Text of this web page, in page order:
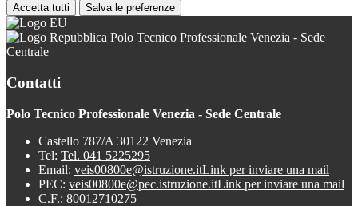
Accetta tutti Salva le preferenze
Polo Tecnico Professionale Venezia - Sede
Centrale
Contatti
Polo Tecnico Professionale Venezia - Sede Centrale
Castello 787/A 30122 Venezia
Tel: Tel. 041 5225295
Email: veis00800e@istruzione.itLink per inviare una mail
PEC: veis00800e@pec.istruzione.itLink per inviare una mail
C.F.: 80012710275